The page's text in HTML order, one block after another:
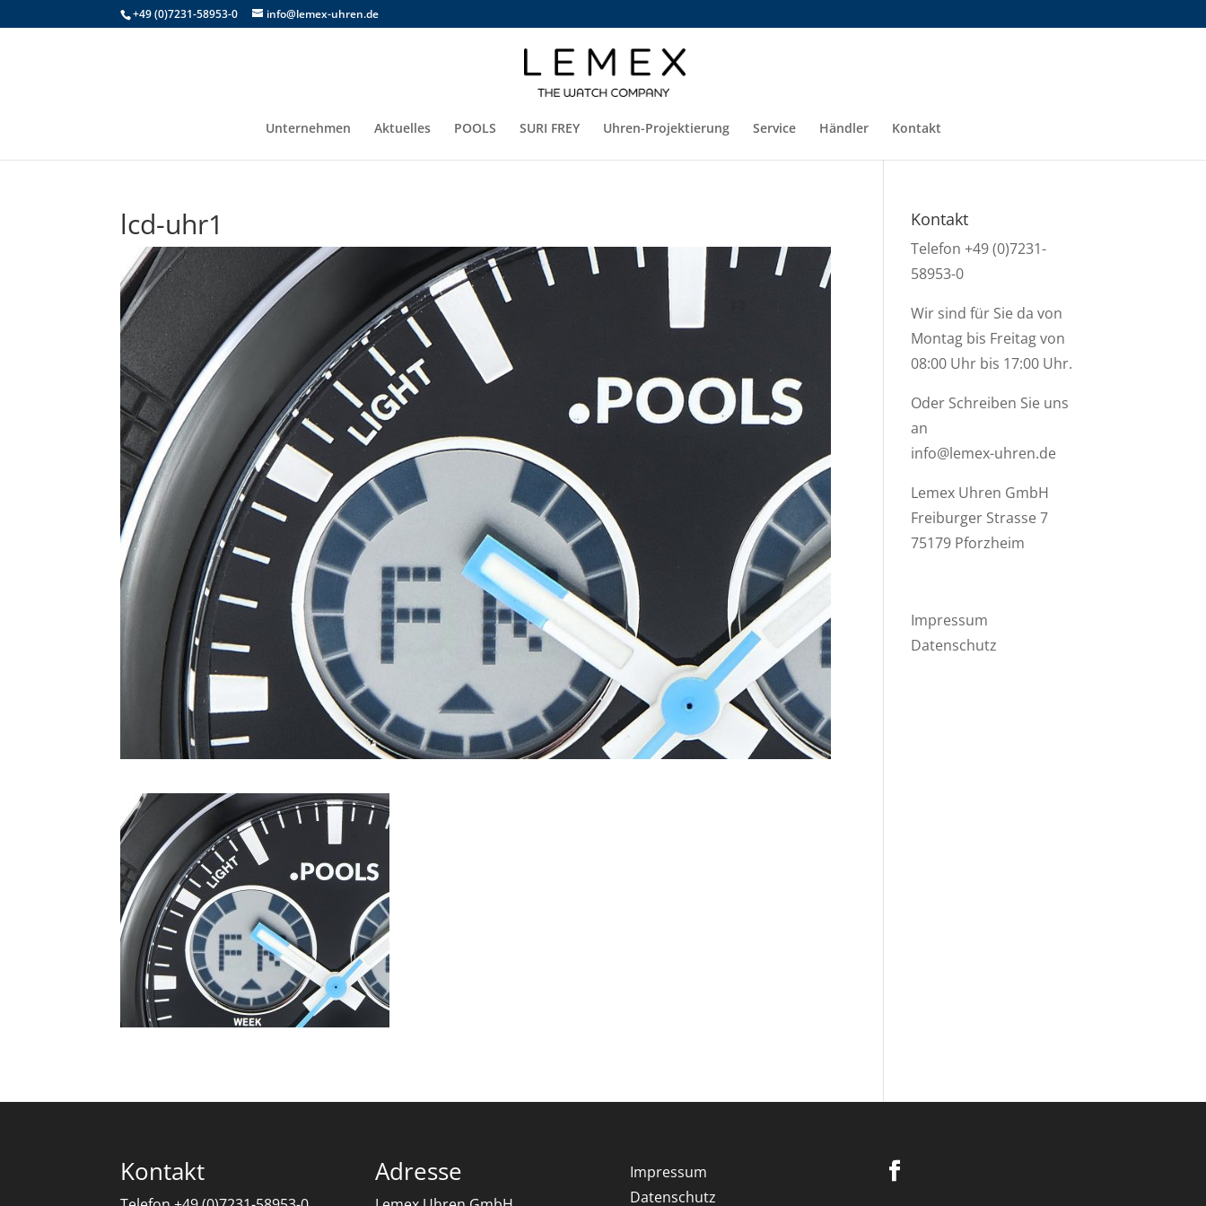
+49 (0)7231-58953-0 info@lemex-uhren.de
Unternehmen Aktuelles POOLS SURI FREY Uhren-Projektierung Service Händler Kontakt
lcd-uhr1 Kontakt
Telefon +49 (0)7231-
58953-0
Wir sind für Sie da von
Montag bis Freitag von
08:00 Uhr bis 17:00 Uhr.
Oder Schreiben Sie uns
an
info@lemex-uhren.de
Lemex Uhren GmbH
Freiburger Strasse 7
75179 Pforzheim
Impressum
Datenschutz
Kontakt Adresse
Impressum
Datenschutz